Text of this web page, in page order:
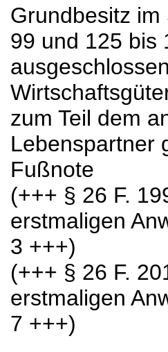
Grundbesitz
99 und 125 bis
zum Teil dem
Lebenspartner
Fußnote
(+++ § 26 F.
erstmaligen
3 +++)
(+++ § 26 F.
erstmaligen
7 +++)